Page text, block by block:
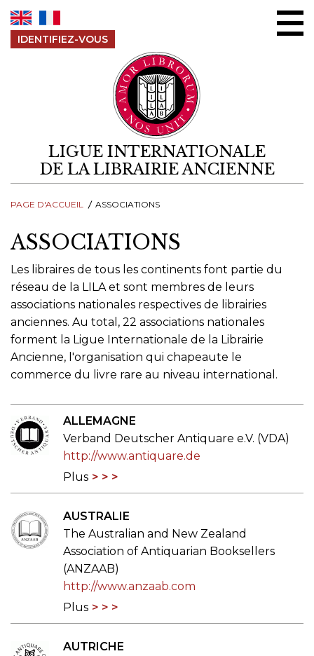
IDENTIFIEZ-VOUS
LIGUE INTERNATIONALE
DE LA LIBRAIRIE ANCIENNE
PAGE D'ACCUEIL ASSOCIATIONS
ASSOCIATIONS
Les libraires de tous les continents font partie du
réseau de la LILA et sont membres de leurs
associations nationales respectives de librairies
anciennes. Au total, 22 associations nationales
forment la Ligue Internationale de la Librairie
Ancienne, l'organisation qui chapeaute le
commerce du livre rare au niveau international.
ALLEMAGNE
Verband Deutscher Antiquare e.V. (VDA)
http://www.antiquare.de
Plus
AUSTRALIE
The Australian and New Zealand
Association of Antiquarian Booksellers
(ANZAAB)
http://www.anzaab.com
Plus
AUTRICHE